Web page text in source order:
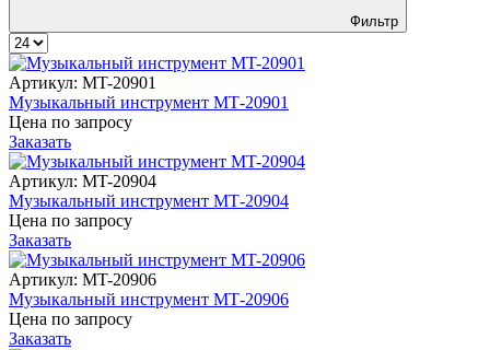
Фильтр
Артикул: MT-20901
Музыкальный инструмент MT‑20901
Цена по запросу
Заказать
Артикул: MT-20904
Музыкальный инструмент MT‑20904
Цена по запросу
Заказать
Артикул: MT-20906
Музыкальный инструмент MT‑20906
Цена по запросу
Заказать